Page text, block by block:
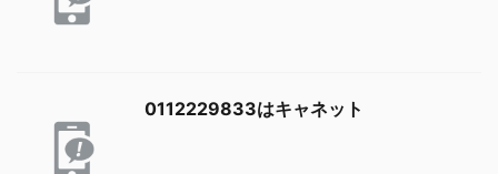
0112229833はキャネット